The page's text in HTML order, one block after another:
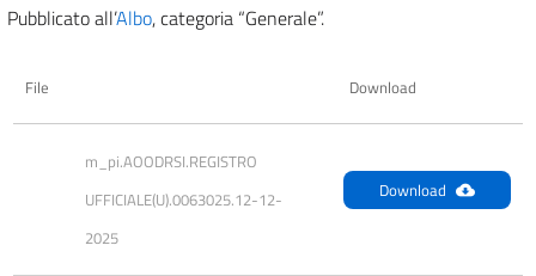
Pubblicato all’Albo, categoria “Generale”.
File Download
m_pi.AOODRSI.REGISTRO
UFFICIALE(U).0063025.12-12-
2025
Download